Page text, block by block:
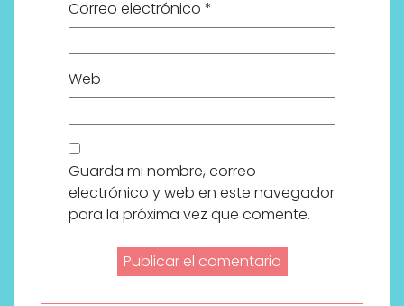
Correo electrónico *
Web
Guarda mi nombre, correo
electrónico y web en este navegador
para la próxima vez que comente.